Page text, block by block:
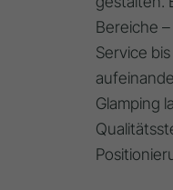
Bereiche
Service
Glamping